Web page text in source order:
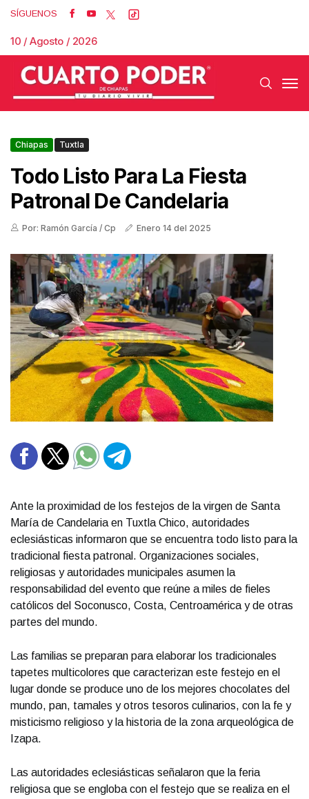
SÍGUENOS
10 / Agosto / 2026
Chiapas Tuxtla
Todo Listo Para La Fiesta
Patronal De Candelaria
Por: Ramón García / Cp Enero 14 del 2025
Ante la proximidad de los festejos de la virgen de Santa
María de Candelaria en Tuxtla Chico, autoridades
eclesiásticas informaron que se encuentra todo listo para la
tradicional fiesta patronal. Organizaciones sociales,
religiosas y autoridades municipales asumen la
responsabilidad del evento que reúne a miles de fieles
católicos del Soconusco, Costa, Centroamérica y de otras
partes del mundo.
Las familias se preparan para elaborar los tradicionales
tapetes multicolores que caracterizan este festejo en el
lugar donde se produce uno de los mejores chocolates del
mundo, pan, tamales y otros tesoros culinarios, con la fe y
misticismo religioso y la historia de la zona arqueológica de
Izapa.
Las autoridades eclesiásticas señalaron que la feria
religiosa que se engloba con el festejo que se realiza en el